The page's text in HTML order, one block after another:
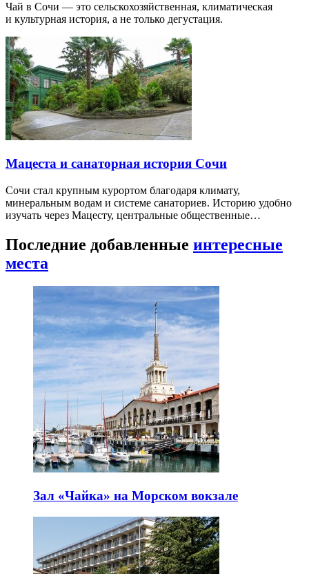
Чай в Сочи — это сельскохозяйственная, климатическая
и культурная история, а не только дегустация.
Мацеста и санаторная история Сочи
Сочи стал крупным курортом благодаря климату,
минеральным водам и системе санаториев. Историю удобно
изучать через Мацесту, центральные общественные…
Последние добавленные интересные
места
Зал «Чайка» на Морском вокзале